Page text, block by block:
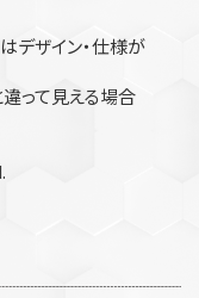
デザイン・仕様が
って見える場合